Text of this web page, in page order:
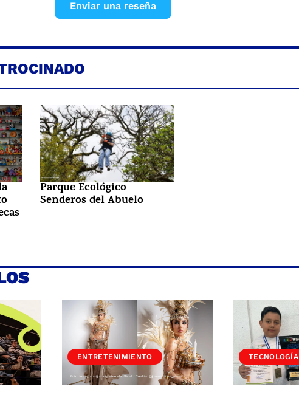
Enviar una reseña
Parque Ecológico
Senderos del Abuelo
ENTRETENIMIENTO SOCIEDAD
TECNOLOGÍA